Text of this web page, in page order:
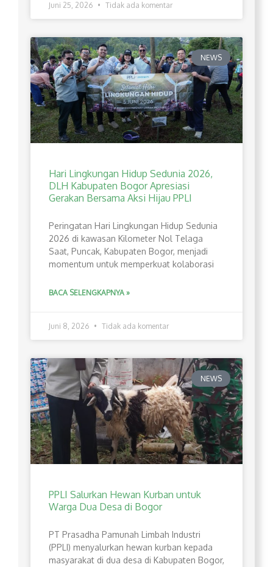
Juni 25, 2026 Tidak ada komentar
NEWS
Hari Lingkungan Hidup Sedunia 2026,
DLH Kabupaten Bogor Apresiasi
Gerakan Bersama Aksi Hijau PPLI
Peringatan Hari Lingkungan Hidup Sedunia
2026 di kawasan Kilometer Nol Telaga
Saat, Puncak, Kabupaten Bogor, menjadi
momentum untuk memperkuat kolaborasi
BACA SELENGKAPNYA »
Juni 8, 2026 Tidak ada komentar
NEWS
PPLI Salurkan Hewan Kurban untuk
Warga Dua Desa di Bogor
PT Prasadha Pamunah Limbah Industri
(PPLI) menyalurkan hewan kurban kepada
masyarakat di dua desa di Kabupaten Bogor,